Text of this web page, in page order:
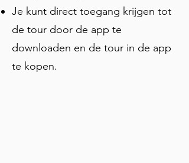
Je kunt direct toegang krijgen tot
de tour door de app te
downloaden en de tour in de app
te kopen.